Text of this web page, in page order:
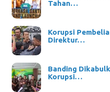
Tahan…
Korupsi
Direktur…
Banding
Korupsi…